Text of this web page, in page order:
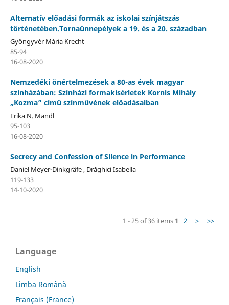
Alternatív előadási formák az iskolai színjátszás
történetében.Tornaünnepélyek a 19. és a 20. században
Gyöngyvér Mária Krecht
85-94
16-08-2020
Nemzedéki önértelmezések a 80-as évek magyar
színházában: Színházi formakísérletek Kornis Mihály
„Kozma” című színművének előadásaiban
Erika N. Mandl
95-103
16-08-2020
Secrecy and Confession of Silence in Performance
Daniel Meyer-Dinkgräfe , Drăghici Isabella
119-133
14-10-2020
1 - 25 of 36 items 1 2 > >>
Language
English
Limba Română
Français (France)